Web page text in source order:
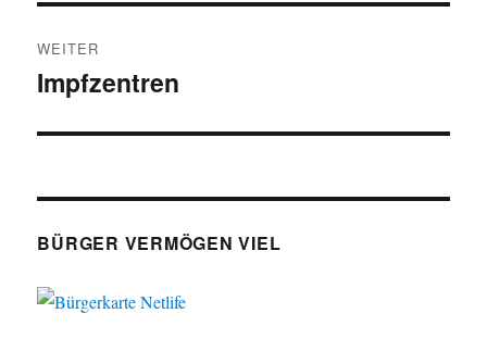
WEITER
Nächster
Impfzentren
BÜRGER VERMÖGEN VIEL